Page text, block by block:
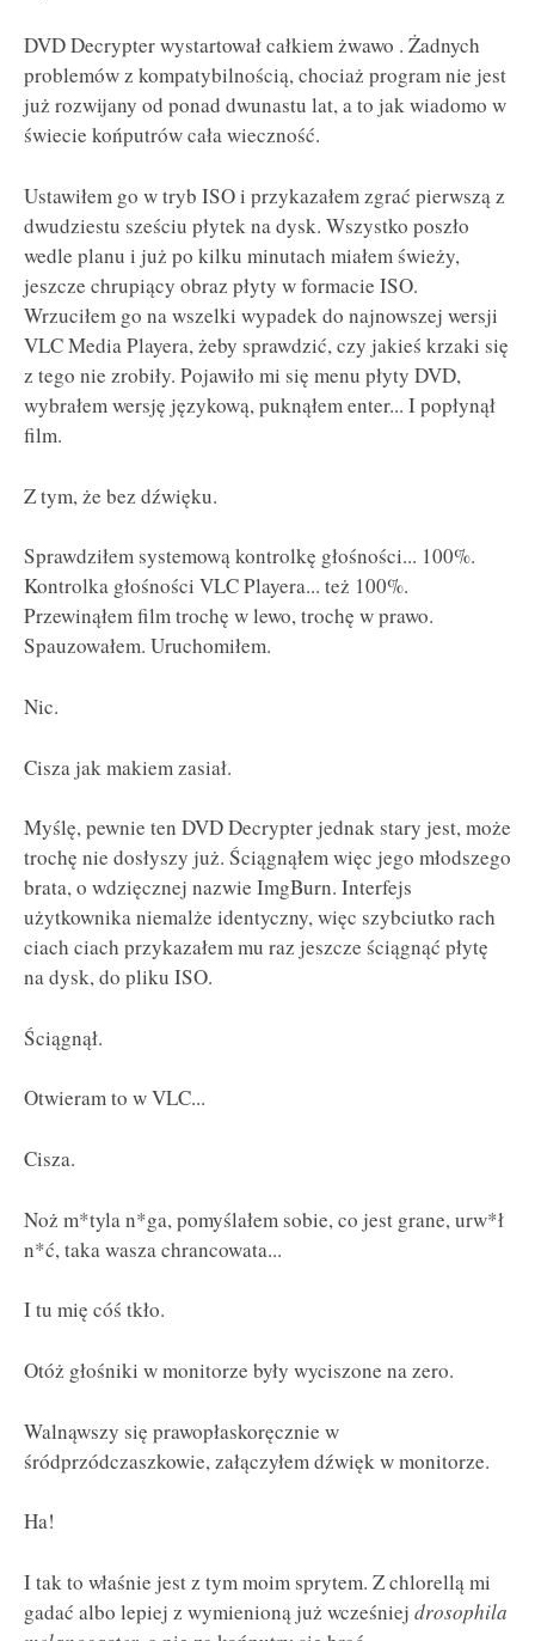
DVD Decrypter wystartował całkiem żwawo . Żadnych
problemów z kompatybilnością, chociaż program nie jest
już rozwijany od ponad dwunastu lat, a to jak wiadomo w
świecie końputrów cała wieczność.
Ustawiłem go w tryb ISO i przykazałem zgrać pierwszą z
dwudziestu sześciu płytek na dysk. Wszystko poszło
wedle planu i już po kilku minutach miałem świeży,
jeszcze chrupiący obraz płyty w formacie ISO.
Wrzuciłem go na wszelki wypadek do najnowszej wersji
VLC Media Playera, żeby sprawdzić, czy jakieś krzaki się
z tego nie zrobiły. Pojawiło mi się menu płyty DVD,
wybrałem wersję językową, puknąłem enter... I popłynął
film.
Z tym, że bez dźwięku.
Sprawdziłem systemową kontrolkę głośności... 100%.
Kontrolka głośności VLC Playera... też 100%.
Przewinąłem film trochę w lewo, trochę w prawo.
Spauzowałem. Uruchomiłem.
Nic.
Cisza jak makiem zasiał.
Myślę, pewnie ten DVD Decrypter jednak stary jest, może
trochę nie dosłyszy już. Ściągnąłem więc jego młodszego
brata, o wdzięcznej nazwie ImgBurn. Interfejs
użytkownika niemalże identyczny, więc szybciutko rach
ciach ciach przykazałem mu raz jeszcze ściągnąć płytę
na dysk, do pliku ISO.
Ściągnął.
Otwieram to w VLC...
Cisza.
Noż m*tyla n*ga, pomyślałem sobie, co jest grane, urw*ł
n*ć, taka wasza chrancowata...
I tu mię cóś tkło.
Otóż głośniki w monitorze były wyciszone na zero.
Walnąwszy się prawopłaskoręcznie w
śródprzódczaszkowie, załączyłem dźwięk w monitorze.
Ha!
I tak to właśnie jest z tym moim sprytem. Z chlorellą mi
gadać albo lepiej z wymienioną już wcześniej drosophila